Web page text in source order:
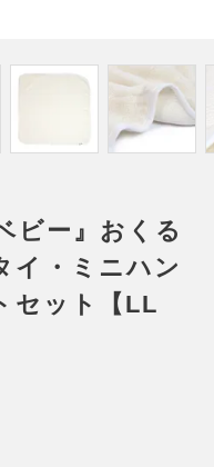
ビー』おくる
イ・ミニハン
セット【LL